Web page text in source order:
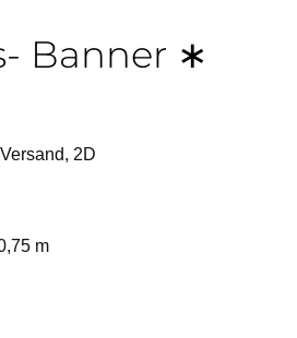
Banner ∗
2D
m